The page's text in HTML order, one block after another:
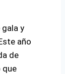
y
año
de
que